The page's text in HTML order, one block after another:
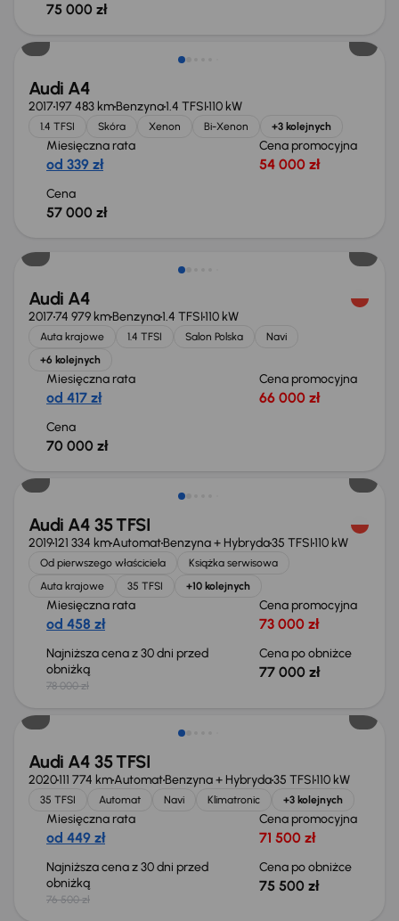
75 000 zł
Audi A4
2017197 483 kmBenzyna1.4 TFSI110 kW
1.4 TFSI Skóra Xenon Bi-Xenon +3 kolejnych
Miesięczna rata
od 339 zł
Cena promocyjna
54 000 zł
Cena
57 000 zł
Audi A4
201774 979 kmBenzyna1.4 TFSI110 kW
Auta krajowe 1.4 TFSI Salon Polska
Navi
+6 kolejnych
Miesięczna rata
od 417 zł
Cena promocyjna
66 000 zł
Cena
70 000 zł
Audi A4 35 TFSI
2019121 334 kmAutomatBenzyna + Hybryda35 TFSI110 kW
Od pierwszego właściciela
Książka serwisowa
Auta krajowe
35 TFSI +10 kolejnych
Miesięczna rata
od 458 zł
Cena promocyjna
73 000 zł
Najniższa cena z 30 dni przed
obniżką
78 000 zł
Cena po obniżce
77 000 zł
Taniej o 1 000 zł
Audi A4 35 TFSI
2020111 774 kmAutomatBenzyna + Hybryda35 TFSI110 kW
35 TFSI Automat Navi Klimatronic +3 kolejnych
Miesięczna rata
od 449 zł
Cena promocyjna
71 500 zł
Najniższa cena z 30 dni przed
obniżką
76 500 zł
Cena po obniżce
75 500 zł
Taniej o 1 000 zł